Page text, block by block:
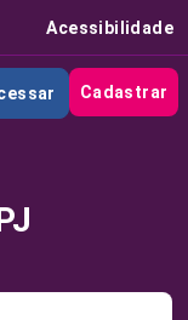
Acessibilidade
Cadastrar